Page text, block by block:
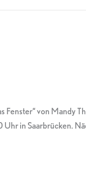
von Mandy
in Saarbrücken.